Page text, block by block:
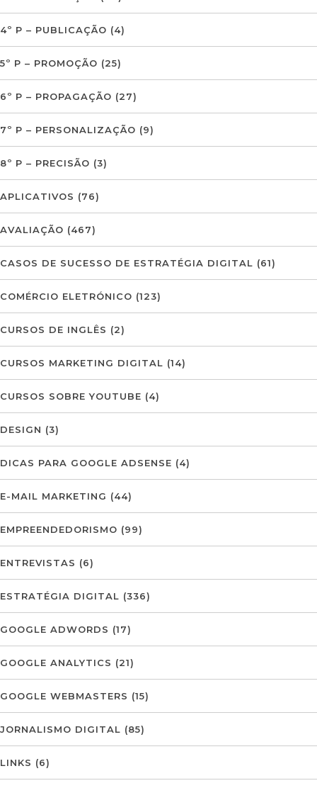
4º P – PUBLICAÇÃO (4)
5º P – PROMOÇÃO (25)
6º P – PROPAGAÇÃO (27)
7º P – PERSONALIZAÇÃO (9)
8º P – PRECISÃO (3)
APLICATIVOS (76)
AVALIAÇÃO (467)
CASOS DE SUCESSO DE ESTRATÉGIA DIGITAL (61)
COMÉRCIO ELETRÓNICO (123)
CURSOS DE INGLÊS (2)
CURSOS MARKETING DIGITAL (14)
CURSOS SOBRE YOUTUBE (4)
DESIGN (3)
DICAS PARA GOOGLE ADSENSE (4)
E-MAIL MARKETING (44)
EMPREENDEDORISMO (99)
ENTREVISTAS (6)
ESTRATÉGIA DIGITAL (336)
GOOGLE ADWORDS (17)
GOOGLE ANALYTICS (21)
GOOGLE WEBMASTERS (15)
JORNALISMO DIGITAL (85)
LINKS (6)